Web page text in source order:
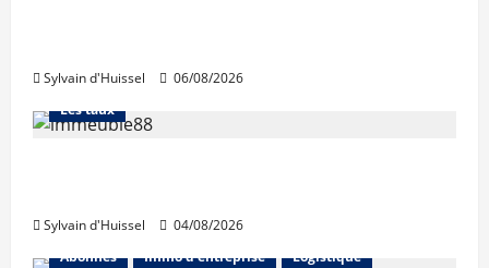
Sylvain d'Huissel 06/08/2026
Abonnés Financement
Les taux
Sylvain d'Huissel
04/08/2026
Abonnés
Immo d'entreprise Logistique